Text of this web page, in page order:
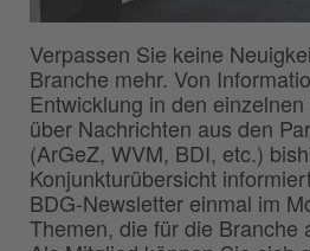
Verpassen Sie keine
Branche mehr. Von
Entwicklung in den
über Nachrichten aus den
(ArGeZ, WVM, BDI, etc.)
Konjunkturübersicht
BDG-Newsletter einmal im
Themen, die für die Branche